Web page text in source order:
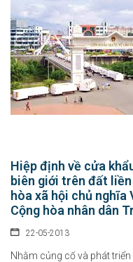
Hiệp định về cửa
biên giới trên đất
hòa xã hội chủ nghĩa
Cộng hòa nhân dân
22-05-2013
Nhằm củng cố và phát